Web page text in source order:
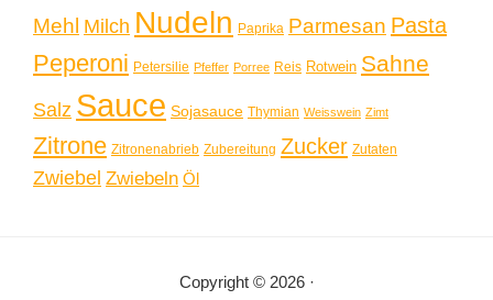
Mehl Milch Nudeln Paprika Parmesan Pasta
Peperoni Petersilie Pfeffer Porree Reis Rotwein Sahne
Salz Sauce Sojasauce Thymian Weisswein Zimt
Zitrone Zitronenabrieb Zubereitung Zucker Zutaten
Zwiebel Zwiebeln Öl
Copyright © 2026 ·